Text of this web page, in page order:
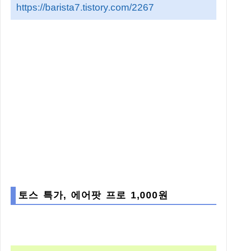
https://barista7.tistory.com/2267
토스 특가, 에어팟 프로 1,000원